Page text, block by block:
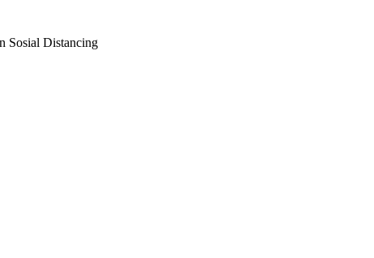
Sosial Distancing